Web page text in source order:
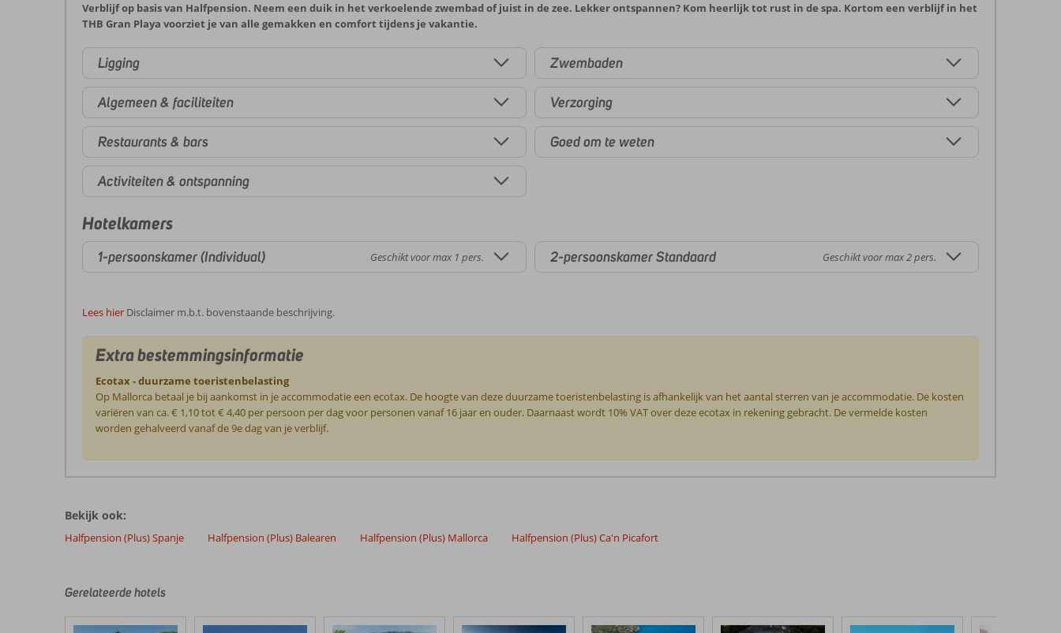
Verblijf op basis van Halfpension. Neem een duik in het verkoelende zwembad of juist in de zee. Lekker ontspannen? Kom heerlijk tot rust in de spa. Kortom een verblijf in het
THB Gran Playa voorziet je van alle gemakken en comfort tijdens je vakantie.
Ligging
Algemeen & faciliteiten
Restaurants & bars
Activiteiten & ontspanning
Zwembaden
Verzorging
Goed om te weten
Hotelkamers
1-persoonskamer (Individual) Geschikt voor max 1 pers. 2-persoonskamer Standaard Geschikt voor max 2 pers.
Lees hier Disclaimer m.b.t. bovenstaande beschrijving.
Extra bestemmingsinformatie
Ecotax - duurzame toeristenbelasting
Op Mallorca betaal je bij aankomst in je accommodatie een ecotax. De hoogte van deze duurzame toeristenbelasting is afhankelijk van het aantal sterren van je accommodatie. De kosten
variëren van ca. € 1,10 tot € 4,40 per persoon per dag voor personen vanaf 16 jaar en ouder. Daarnaast wordt 10% VAT over deze ecotax in rekening gebracht. De vermelde kosten
worden gehalveerd vanaf de 9e dag van je verblijf.
door
onze
klanten
hun
in
Bekijk ook:
Halfpension (Plus) Spanje Halfpension (Plus) Balearen Halfpension (Plus) Mallorca Halfpension (Plus) Ca'n Picafort
Gerelateerde hotels